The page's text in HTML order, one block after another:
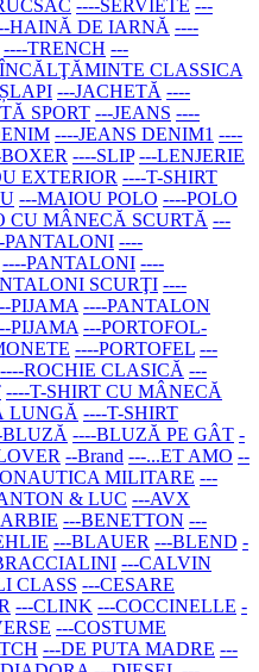
----SERVIETE ---
HAINĂ DE IARNĂ ----
----TRENCH ---
CLASSICA
---JACHETĂ ----
SPORT ---JEANS ----
----JEANS DENIM1 ----
----SLIP ---LENJERIE
EXTERIOR ----T-SHIRT
---MAIOU POLO ----POLO
CU MÂNECĂ SCURTĂ ---
PANTALONI ----
----PANTALONI ----
SCURŢI ----
PIJAMA ----PANTALON
PIJAMA ---PORTOFOL-
----PORTOFEL ---
----ROCHIE CLASICĂ ---
----T-SHIRT CU MÂNECĂ
LUNGĂ ----T-SHIRT
BLUZĂ ----BLUZĂ PE GÂT -
--Brand ---...ET AMO --
MILITARE ---
& LUC ---AVX
---BENETTON ---
---BLAUER ---BLEND -
---CALVIN
CLASS ---CESARE
---CLINK ---COCCINELLE -
---COSTUME
---DE PUTA MADRE ---